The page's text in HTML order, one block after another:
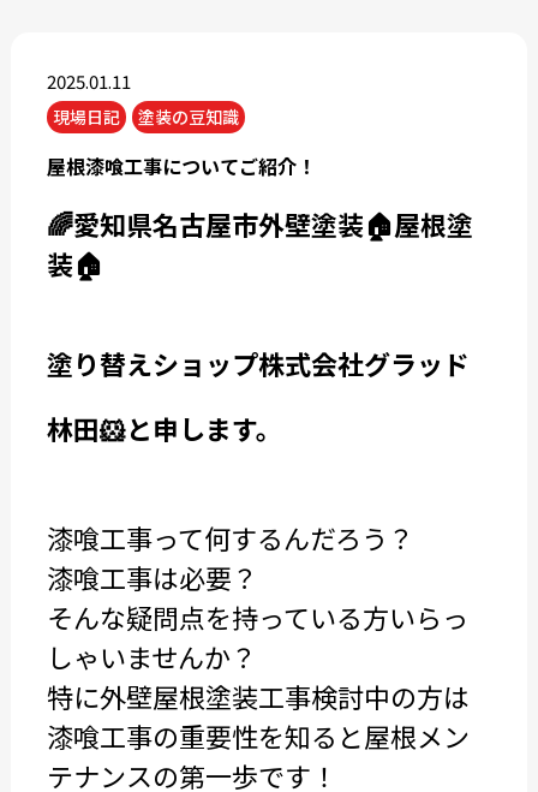
2025.01.11
現場日記 塗装の豆知識
屋根漆喰工事についてご紹介！
🌈愛知県名古屋市外壁塗装🏠屋根塗
装🏠
塗り替えショップ株式会社グラッド
林田🐹と申します。
漆喰工事って何するんだろう？
漆喰工事は必要？
そんな疑問点を持っている方いらっ
しゃいませんか？
特に外壁屋根塗装工事検討中の方は
漆喰工事の重要性を知ると屋根メン
テナンスの第一歩です！